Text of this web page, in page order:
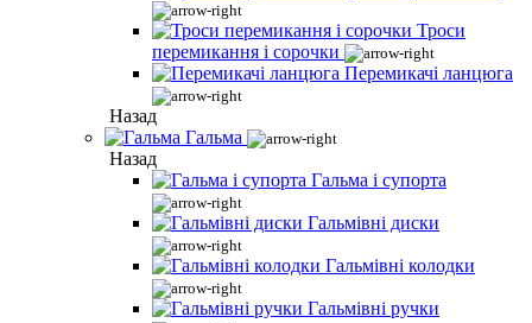
Троси
перемикання і сорочки
Перемикачі ланцюга
Назад
Гальма
Назад
Гальма і супорта
Гальмівні диски
Гальмівні колодки
Гальмівні ручки